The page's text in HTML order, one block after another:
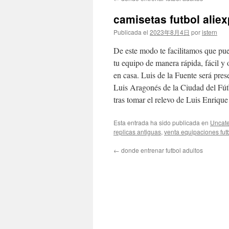
contenido
camisetas futbol
Publicada el 2023年8月4日 poristern
De este modo te facilitamos que
tu equipo de manera rápida, fácil y
en casa. Luis de la Fuente será
Luis Aragonés de la Ciudad del
tras tomar el relevo de Luis
Esta entrada ha sido publicada en
replicas antiguas, venta equipaciones
← donde entrenar futbol adultos